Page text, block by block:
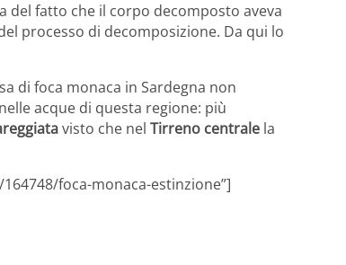
del fatto che il corpo decomposto aveva
processo di decomposizione. Da qui lo
di foca monaca in Sardegna non
acque di questa regione: più
visto che nel Tirreno centrale la
foca-monaca-estinzione”]